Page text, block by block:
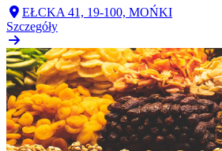
EŁCKA 41, 19-100, MOŃKI
Szczegóły